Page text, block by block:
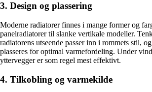
3. Design og plassering
Moderne radiatorer finnes i mange former og
panelradiatorer til slanke vertikale modeller.
radiatorens utseende passer inn i rommets stil,
plasseres for optimal varmefordeling. Under
yttervegger er som regel mest effektivt.
4. Tilkobling og varmekilde